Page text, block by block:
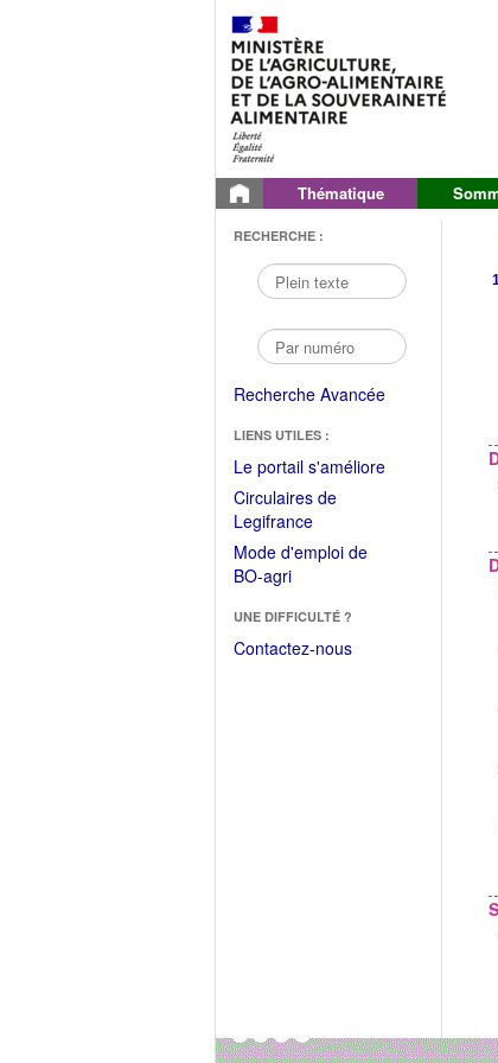
Thématique
RECHERCHE :
Recherche Avancée
LIENS UTILES :
Le portail s'améliore(Fichier
Circulaires de
Legifrance(Ouvrir
dans
une
fenêtre)
Mode d'emploi de
BO-agri(Ouvrir
une
nouvelle
UNE DIFFICULTÉ ?
Contactez-nous